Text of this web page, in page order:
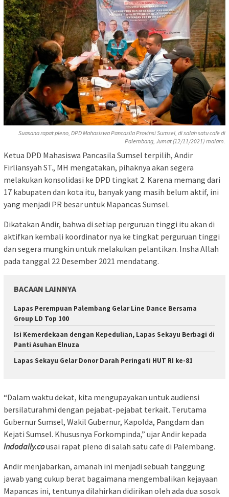
Suasana rapat pleno, DPD Mahasiswa Pancasila Provinsi Sumsel, di salah satu cafe di
Palembang, Jumat (12/11/2021) malam.
Ketua DPD Mahasiswa Pancasila Sumsel terpilih, Andir
Firliansyah ST., MH mengatakan, pihaknya akan segera
melakukan konsolidasi ke DPD tingkat 2. Karena memang dari
17 kabupaten dan kota itu, banyak yang masih belum aktif, ini
yang menjadi PR besar untuk Mapancas Sumsel.
Dikatakan Andir, bahwa di setiap perguruan tinggi itu akan di
aktifkan kembali koordinator nya ke tingkat perguruan tinggi
dan segera mungkin untuk melakukan pelantikan. Insha Allah
pada tanggal 22 Desember 2021 mendatang.
BACAAN LAINNYA
Lapas Perempuan Palembang Gelar Line Dance Bersama
Group LD Top 100
Isi Kemerdekaan dengan Kepedulian, Lapas Sekayu Berbagi di
Panti Asuhan Elnuza
Lapas Sekayu Gelar Donor Darah Peringati HUT RI ke-81
“Dalam waktu dekat, kita mengupayakan untuk audiensi
bersilaturahmi dengan pejabat-pejabat terkait. Terutama
Gubernur Sumsel, Wakil Gubernur, Kapolda, Pangdam dan
Kejati Sumsel. Khususnya Forkompinda,” ujar Andir kepada
Indodaily.cousai rapat pleno di salah satu cafe di Palembang.
Andir menjabarkan, amanah ini menjadi sebuah tanggung
jawab yang cukup berat bagaimana mengembalikan kejayaan
Mapancas ini, tentunya dilahirkan didirikan oleh ada dua sosok